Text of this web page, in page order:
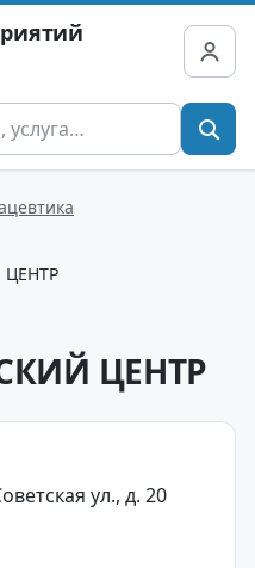
ЦЕНТР
ул., д. 20